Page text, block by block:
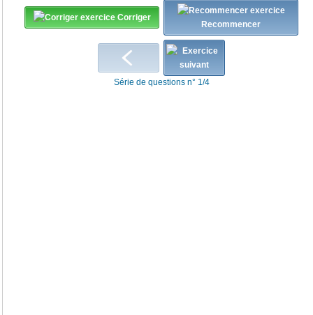
Corriger
Recommencer
Série de questions n° 1/4